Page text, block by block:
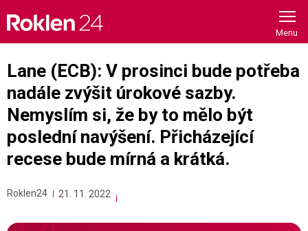
content
Lane (ECB): V prosinci bude potřeba
nadále zvýšit úrokové sazby.
Nemyslím si, že by to mělo být
poslední navýšení. Přicházející
recese bude mírná a krátká.
Roklen24 21. 11. 2022